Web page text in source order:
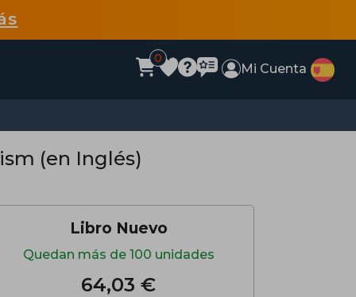
0
Mi Cuenta
(en Inglés)
Libro Nuevo
Quedan más de 100 unidades
64,03 €